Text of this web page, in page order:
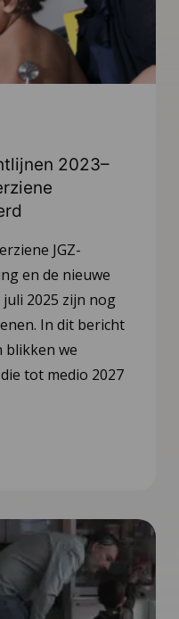
2023–
JGZ-
en de nieuwe
2025 zijn nog
In dit bericht
blikken we
tot medio 2027